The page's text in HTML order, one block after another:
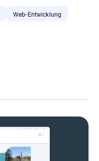
Web-Entwicklung